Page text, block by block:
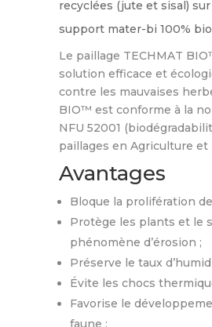
recyclées (jute et sisal)
support mater-bi 100%
Le paillage TECHMAT
solution efficace et
contre les mauvaises
BIO™ est conforme à la
NFU 52001
paillages en Agriculture
Avantages
Bloque la prolifération
Protège les plants et le
phénomène d’érosion ;
Préserve le taux
Évite les chocs
Favorise le
faune ;